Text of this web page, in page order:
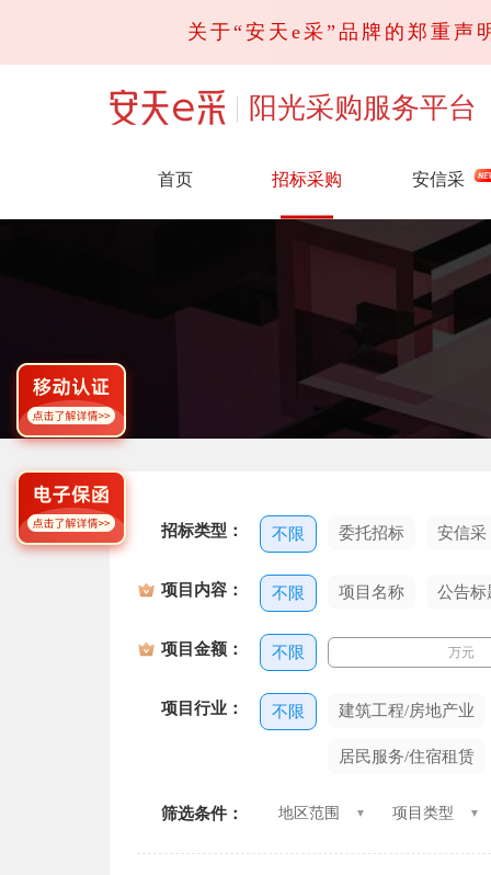
关于“安天e采”品牌的郑重
阳光采购服务平台
首页 招标采购 安信采
招标类型： 不限 委托招标 安信采
项目内容： 不限 项目名称 公告标
项目金额： 不限 万元
项目行业： 不限 建筑工程/房地产业
居民服务/住宿租赁
筛选条件： 地区范围 项目类型